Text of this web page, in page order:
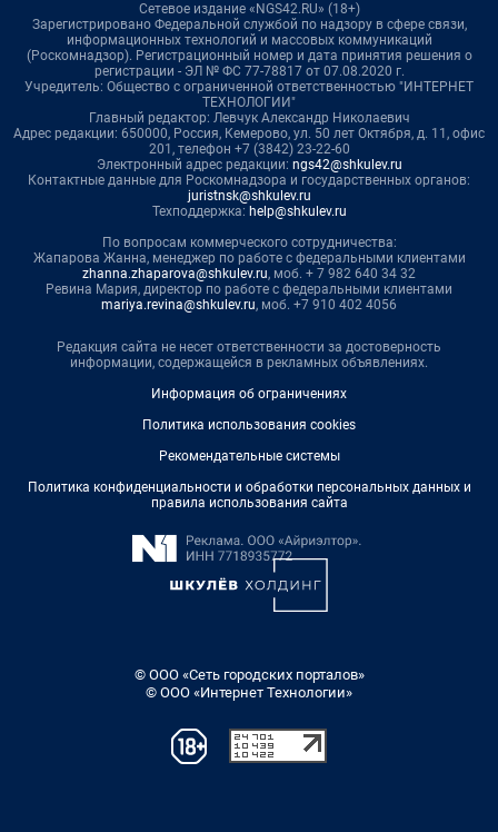
Сетевое издание «NGS42.RU» (18+)
Зарегистрировано Федеральной службой по надзору в сфере связи,
информационных технологий и массовых коммуникаций
(Роскомнадзор). Регистрационный номер и дата принятия решения о
регистрации - ЭЛ № ФС 77-78817 от 07.08.2020 г.
Учредитель: Общество с ограниченной ответственностью "ИНТЕРНЕТ
ТЕХНОЛОГИИ"
Главный редактор: Левчук Александр Николаевич
Адрес редакции: 650000, Россия, Кемерово, ул. 50 лет Октября, д. 11, офис
201, телефон +7 (3842) 23-22-60
Электронный адрес редакции: ngs42@shkulev.ru
Контактные данные для Роскомнадзора и государственных органов:
juristnsk@shkulev.ru
Техподдержка: help@shkulev.ru
По вопросам коммерческого сотрудничества:
Жапарова Жанна, менеджер по работе с федеральными клиентами
zhanna.zhaparova@shkulev.ru, моб. + 7 982 640 34 32
Ревина Мария, директор по работе с федеральными клиентами
mariya.revina@shkulev.ru, моб. +7 910 402 4056
Редакция сайта не несет ответственности за достоверность
информации, содержащейся в рекламных объявлениях.
Информация об ограничениях
Политика использования cookies
Рекомендательные системы
Политика конфиденциальности и обработки персональных данных и
правила использования сайта
© ООО «Сеть городских порталов»
© ООО «Интернет Технологии»